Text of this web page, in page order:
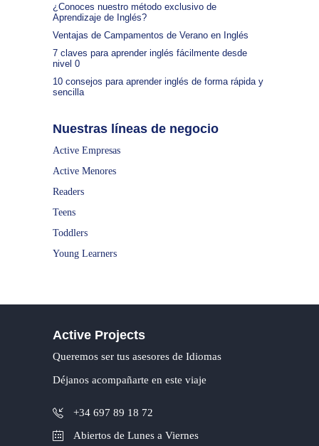
¿Conoces nuestro método exclusivo de
Aprendizaje de Inglés?
Ventajas de Campamentos de Verano en Inglés
7 claves para aprender inglés fácilmente desde
nivel 0
10 consejos para aprender inglés de forma rápida y
sencilla
Nuestras líneas de negocio
Active Empresas
Active Menores
Readers
Teens
Toddlers
Young Learners
Active Projects
Queremos ser tus asesores de Idiomas
Déjanos acompañarte en este viaje
+34 697 89 18 72
Abiertos de Lunes a Viernes